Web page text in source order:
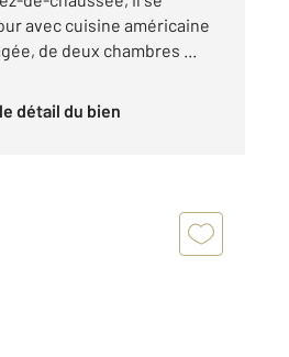
avec cuisine américaine
de deux chambres ...
le détail du bien